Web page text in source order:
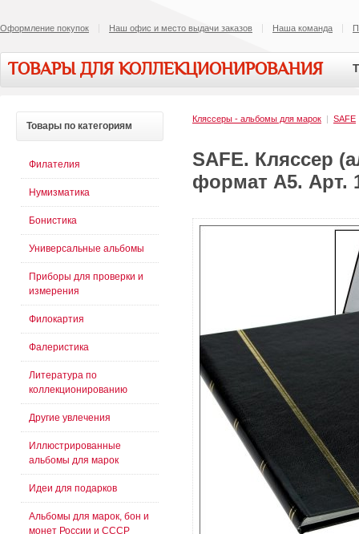
Оформление покупок Наш офис и место выдачи заказов Наша команда
ТОВАРЫ ДЛЯ КОЛЛЕКЦИОНИРОВАНИЯ
Кляссеры - альбомы для марок | SAFE
SAFE. Кляссер
формат А5. Арт.
Товары по категориям
Филателия
Нумизматика
Бонистика
Универсальные альбомы
Приборы для проверки и
измерения
Филокартия
Фалеристика
Литература по
коллекционированию
Другие увлечения
Иллюстрированные
альбомы для марок
Идеи для подарков
Альбомы для марок, бон и
монет России и СССР